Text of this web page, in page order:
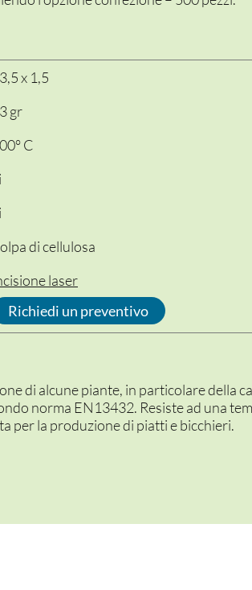
x 1,5
gr
C
di cellulosa
laser
Richiedi un preventivo
di alcune piante, in particolare della
norma EN13432. Resiste ad una
per la produzione di piatti e bicchieri.